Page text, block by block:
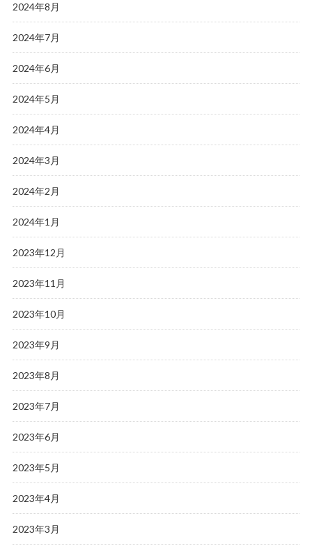
2024年8月
2024年7月
2024年6月
2024年5月
2024年4月
2024年3月
2024年2月
2024年1月
2023年12月
2023年11月
2023年10月
2023年9月
2023年8月
2023年7月
2023年6月
2023年5月
2023年4月
2023年3月